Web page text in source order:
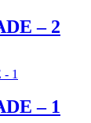
– 2
– 1